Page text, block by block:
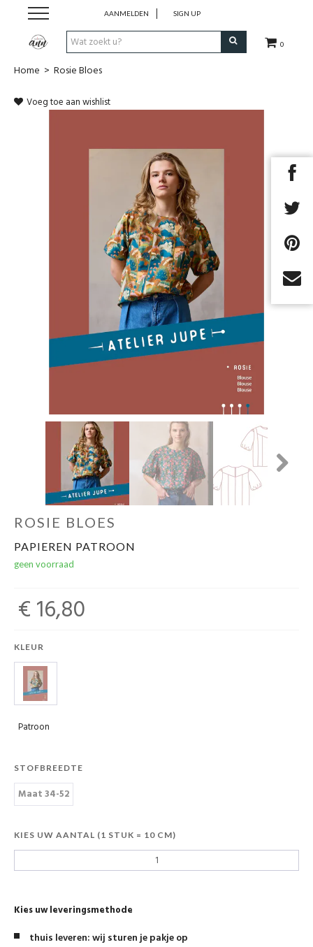
0
AANMELDEN SIGN UP
Stofjes
Uit magazines
Patronen/magazines
naailessen/naaicafé
Home > Rosie Bloes
Voeg toe aan wishlist
Next
ROSIE BLOES
PAPIEREN PATROON
geen voorraad
€ 16,80
KLEUR
Patroon
STOFBREEDTE
Maat 34-52
KIES UW AANTAL (1 STUK = 10 CM)
Kies uw leveringsmethode
thuis leveren: wij sturen je pakje op